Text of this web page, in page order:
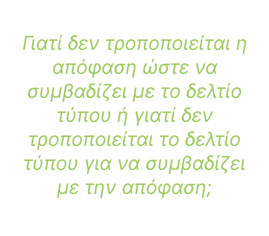
Γιατί δεν τροποποιείται η
απόφαση ώστε να
συμβαδίζει με το δελτίο
τύπου ή γιατί δεν
τροποποιείται το δελτίο
τύπου για να συμβαδίζει
με την απόφαση;